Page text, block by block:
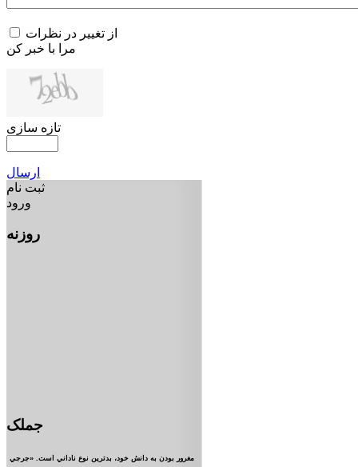
از تغییر در نظرات
مرا با خبر کن
تازه سازی
ارسال
ثبت نام
ورود
روزنه
جملک
مغرور بودن به دانش خود، بدترين نوع ناداني است. «جرجي